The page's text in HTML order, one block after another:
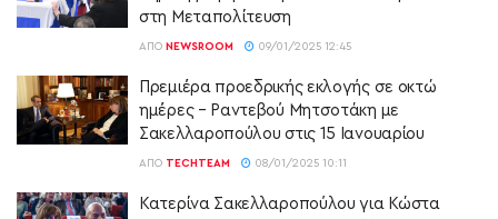
στη Μεταπολίτευση
ΑΠΌ NEWSROOM 09/01/2025 12:45
Πρεμιέρα προεδρικής εκλογής σε οκτώ
ημέρες – Ραντεβού Μητσοτάκη με
Σακελλαροπούλου στις 15 Ιανουαρίου
ΑΠΌ TECHTEAM 08/01/2025 10:11
Κατερίνα Σακελλαροπούλου για Κώστα